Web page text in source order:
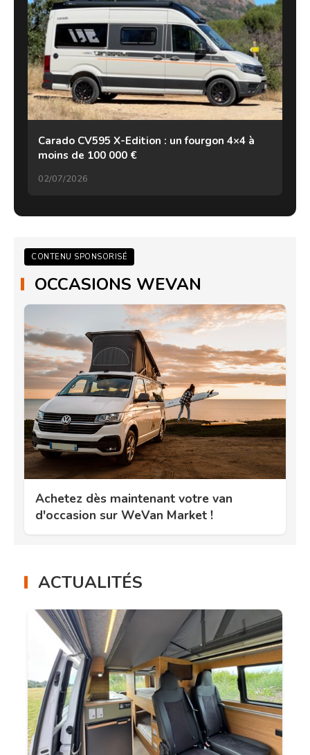
Carado CV595 X-Edition : un fourgon 4×4 à
moins de 100 000 €
02/07/2026
CONTENU SPONSORISÉ
OCCASIONS WEVAN
Achetez dès maintenant votre van
d'occasion sur WeVan Market !
ACTUALITÉS